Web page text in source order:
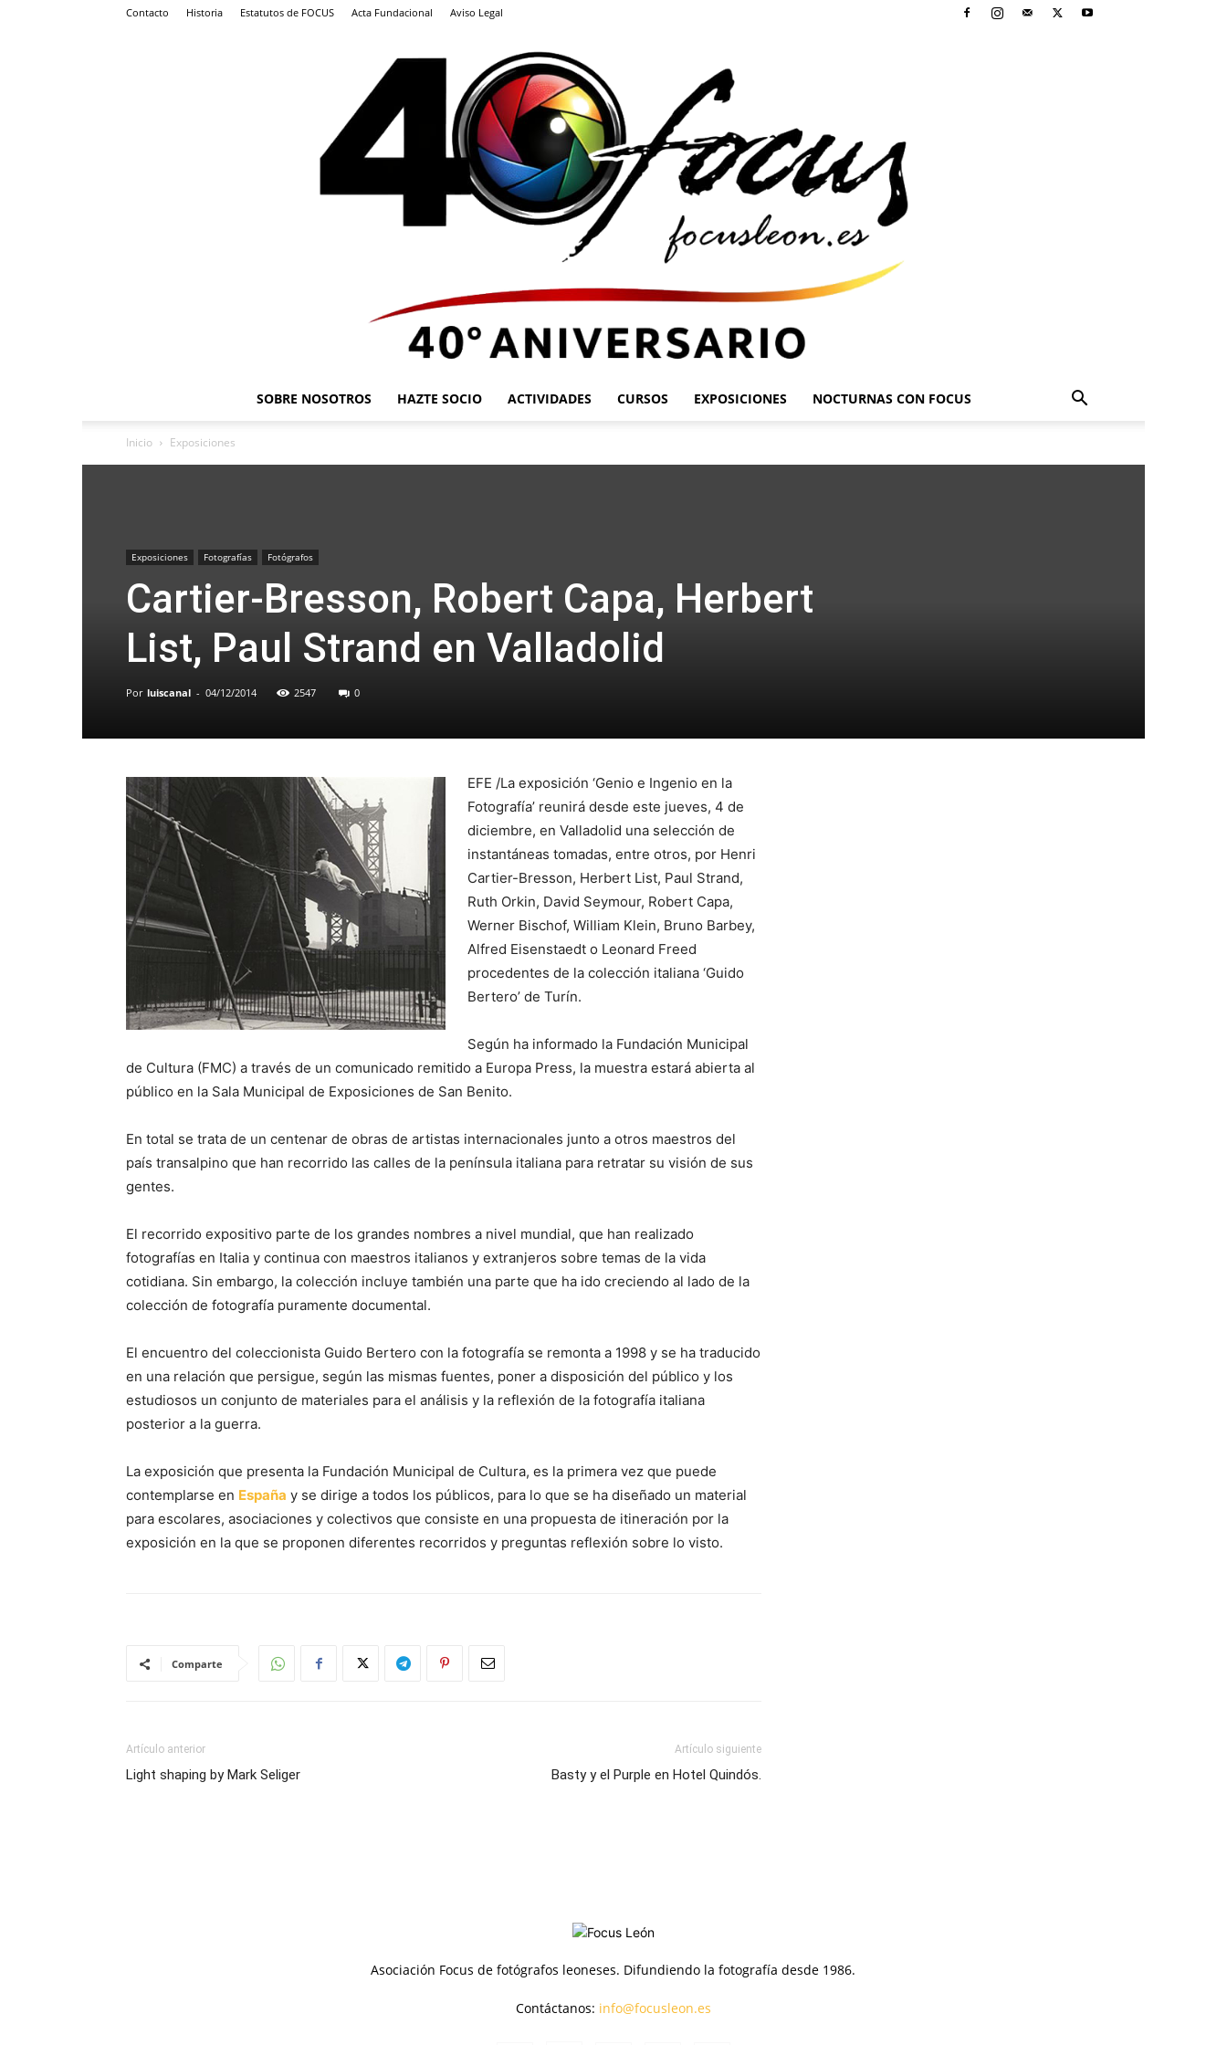
Contacto Historia Estatutos de FOCUS Acta Fundacional Aviso Legal
SOBRE NOSOTROS HAZTE SOCIO ACTIVIDADES CURSOS EXPOSICIONES NOCTURNAS CON FOCUS
Inicio Exposiciones
Exposiciones Fotografías Fotógrafos
Cartier-Bresson, Robert Capa, Herbert
List, Paul Strand en Valladolid
Por luiscanal - 04/12/2014 2547 0
EFE /La exposición ‘Genio e Ingenio en la
Fotografía’ reunirá desde este jueves, 4 de
diciembre, en Valladolid una selección de
instantáneas tomadas, entre otros, por Henri
Cartier-Bresson, Herbert List, Paul Strand,
Ruth Orkin, David Seymour, Robert Capa,
Werner Bischof, William Klein, Bruno Barbey,
Alfred Eisenstaedt o Leonard Freed
procedentes de la colección italiana ‘Guido
Bertero’ de Turín.
Según ha informado la Fundación Municipal
de Cultura (FMC) a través de un comunicado remitido a Europa Press, la muestra estará abierta al
público en la Sala Municipal de Exposiciones de San Benito.
En total se trata de un centenar de obras de artistas internacionales junto a otros maestros del
país transalpino que han recorrido las calles de la península italiana para retratar su visión de sus
gentes.
El recorrido expositivo parte de los grandes nombres a nivel mundial, que han realizado
fotografías en Italia y continua con maestros italianos y extranjeros sobre temas de la vida
cotidiana. Sin embargo, la colección incluye también una parte que ha ido creciendo al lado de la
colección de fotografía puramente documental.
El encuentro del coleccionista Guido Bertero con la fotografía se remonta a 1998 y se ha traducido
en una relación que persigue, según las mismas fuentes, poner a disposición del público y los
estudiosos un conjunto de materiales para el análisis y la reflexión de la fotografía italiana
posterior a la guerra.
La exposición que presenta la Fundación Municipal de Cultura, es la primera vez que puede
contemplarse en España y se dirige a todos los públicos, para lo que se ha diseñado un material
para escolares, asociaciones y colectivos que consiste en una propuesta de itineración por la
exposición en la que se proponen diferentes recorridos y preguntas reflexión sobre lo visto.
Comparte
Artículo anterior
Light shaping by Mark Seliger
Artículo siguiente
Basty y el Purple en Hotel Quindós.
Asociación Focus de fotógrafos leoneses. Difundiendo la fotografía desde 1986.
Contáctanos: info@focusleon.es